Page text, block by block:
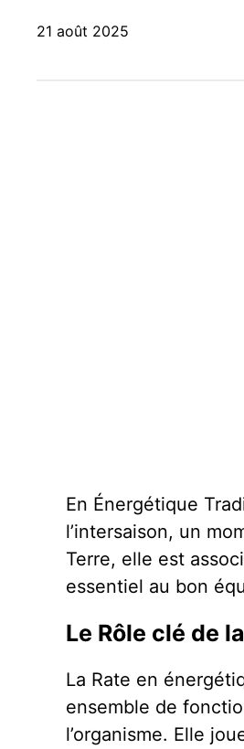
21 août 2025
En Énergétique
l’intersaison, un
Terre, elle est
essentiel au bon
Le Rôle clé de
La Rate en
ensemble de
l’organisme. Elle